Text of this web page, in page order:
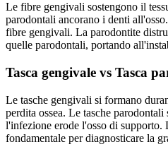
Le fibre gengivali sostengono il
parodontali ancorano i denti
fibre gengivali. La parodontite
quelle parodontali, portando
Tasca gengivale vs Tasca
Le tasche gengivali si formano
perdita ossea. Le tasche
l'infezione erode l'osso di supporto.
fondamentale per diagnosticare la